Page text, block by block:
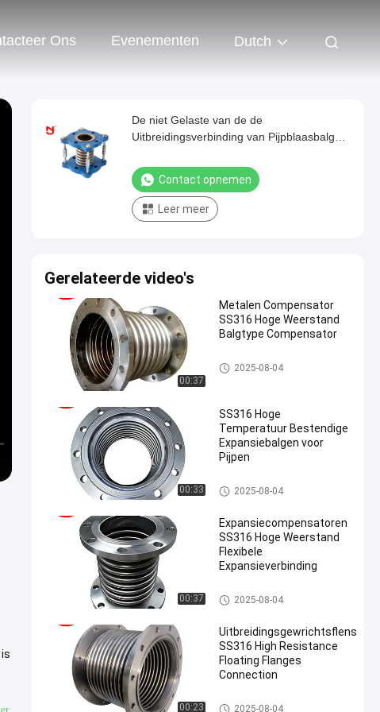
Ons Evenementen Dutch
De niet Gelaste van de de
Uitbreidingsverbinding van Pijpblaasbalgen
Contact opnemen
Leer meer
Gerelateerde video's
00:37
Metalen Compensator
SS316 Hoge Weerstand
Balgtype Compensator
De Verbinding van de metaalui
tbreiding
2025-08-04
00:33
SS316 Hoge
Temperatuur Bestendige
Expansiebalgen voor
Pijpen
De Verbinding van de metaalui
tbreiding
2025-08-04
00:37
Expansiecompensatoren
SS316 Hoge Weerstand
Flexibele
Expansieverbinding
De Verbinding van de metaalui
tbreiding
2025-08-04
00:23
Uitbreidingsgewrichtsflens
SS316 High Resistance
Floating Flanges
Connection
De Verbinding van de metaaluit
2025-08-04